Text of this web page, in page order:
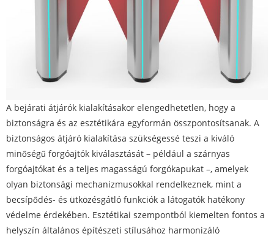
A bejárati átjárók kialakításakor elengedhetetlen, hogy a
biztonságra és az esztétikára egyformán összpontosítsanak. A
biztonságos átjáró kialakítása szükségessé teszi a kiváló
minőségű forgóajtók kiválasztását – például a szárnyas
forgóajtókat és a teljes magasságú forgókapukat –, amelyek
olyan biztonsági mechanizmusokkal rendelkeznek, mint a
becsípődés- és ütközésgátló funkciók a látogatók hatékony
védelme érdekében. Esztétikai szempontból kiemelten fontos a
helyszín általános építészeti stílusához harmonizáló